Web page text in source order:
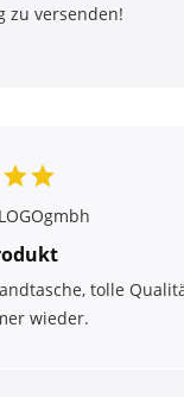
zu versenden!
tolle
wieder.